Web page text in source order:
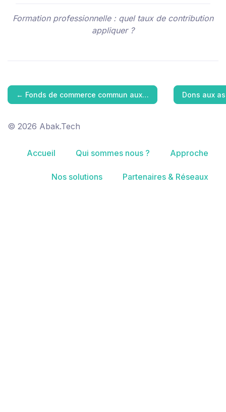
Formation professionnelle : quel taux de contribution
appliquer ?
← Fonds de commerce commun aux… Dons aux
© 2026 Abak.Tech
Accueil Qui sommes nous ? Approche
Nos solutions Partenaires & Réseaux